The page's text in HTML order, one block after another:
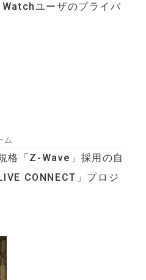
ユーザのプライバ
格「Z-Wave」採用の自
CONNECT」プロジ
ム